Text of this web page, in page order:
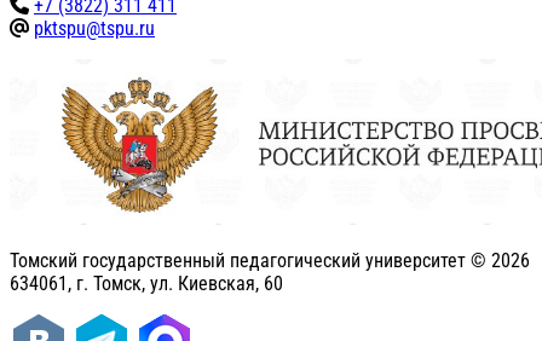
+7 (3822) 311 411
pktspu@tspu.ru
Томский государственный педагогический университет © 2026
634061, г. Томск, ул. Киевская, 60